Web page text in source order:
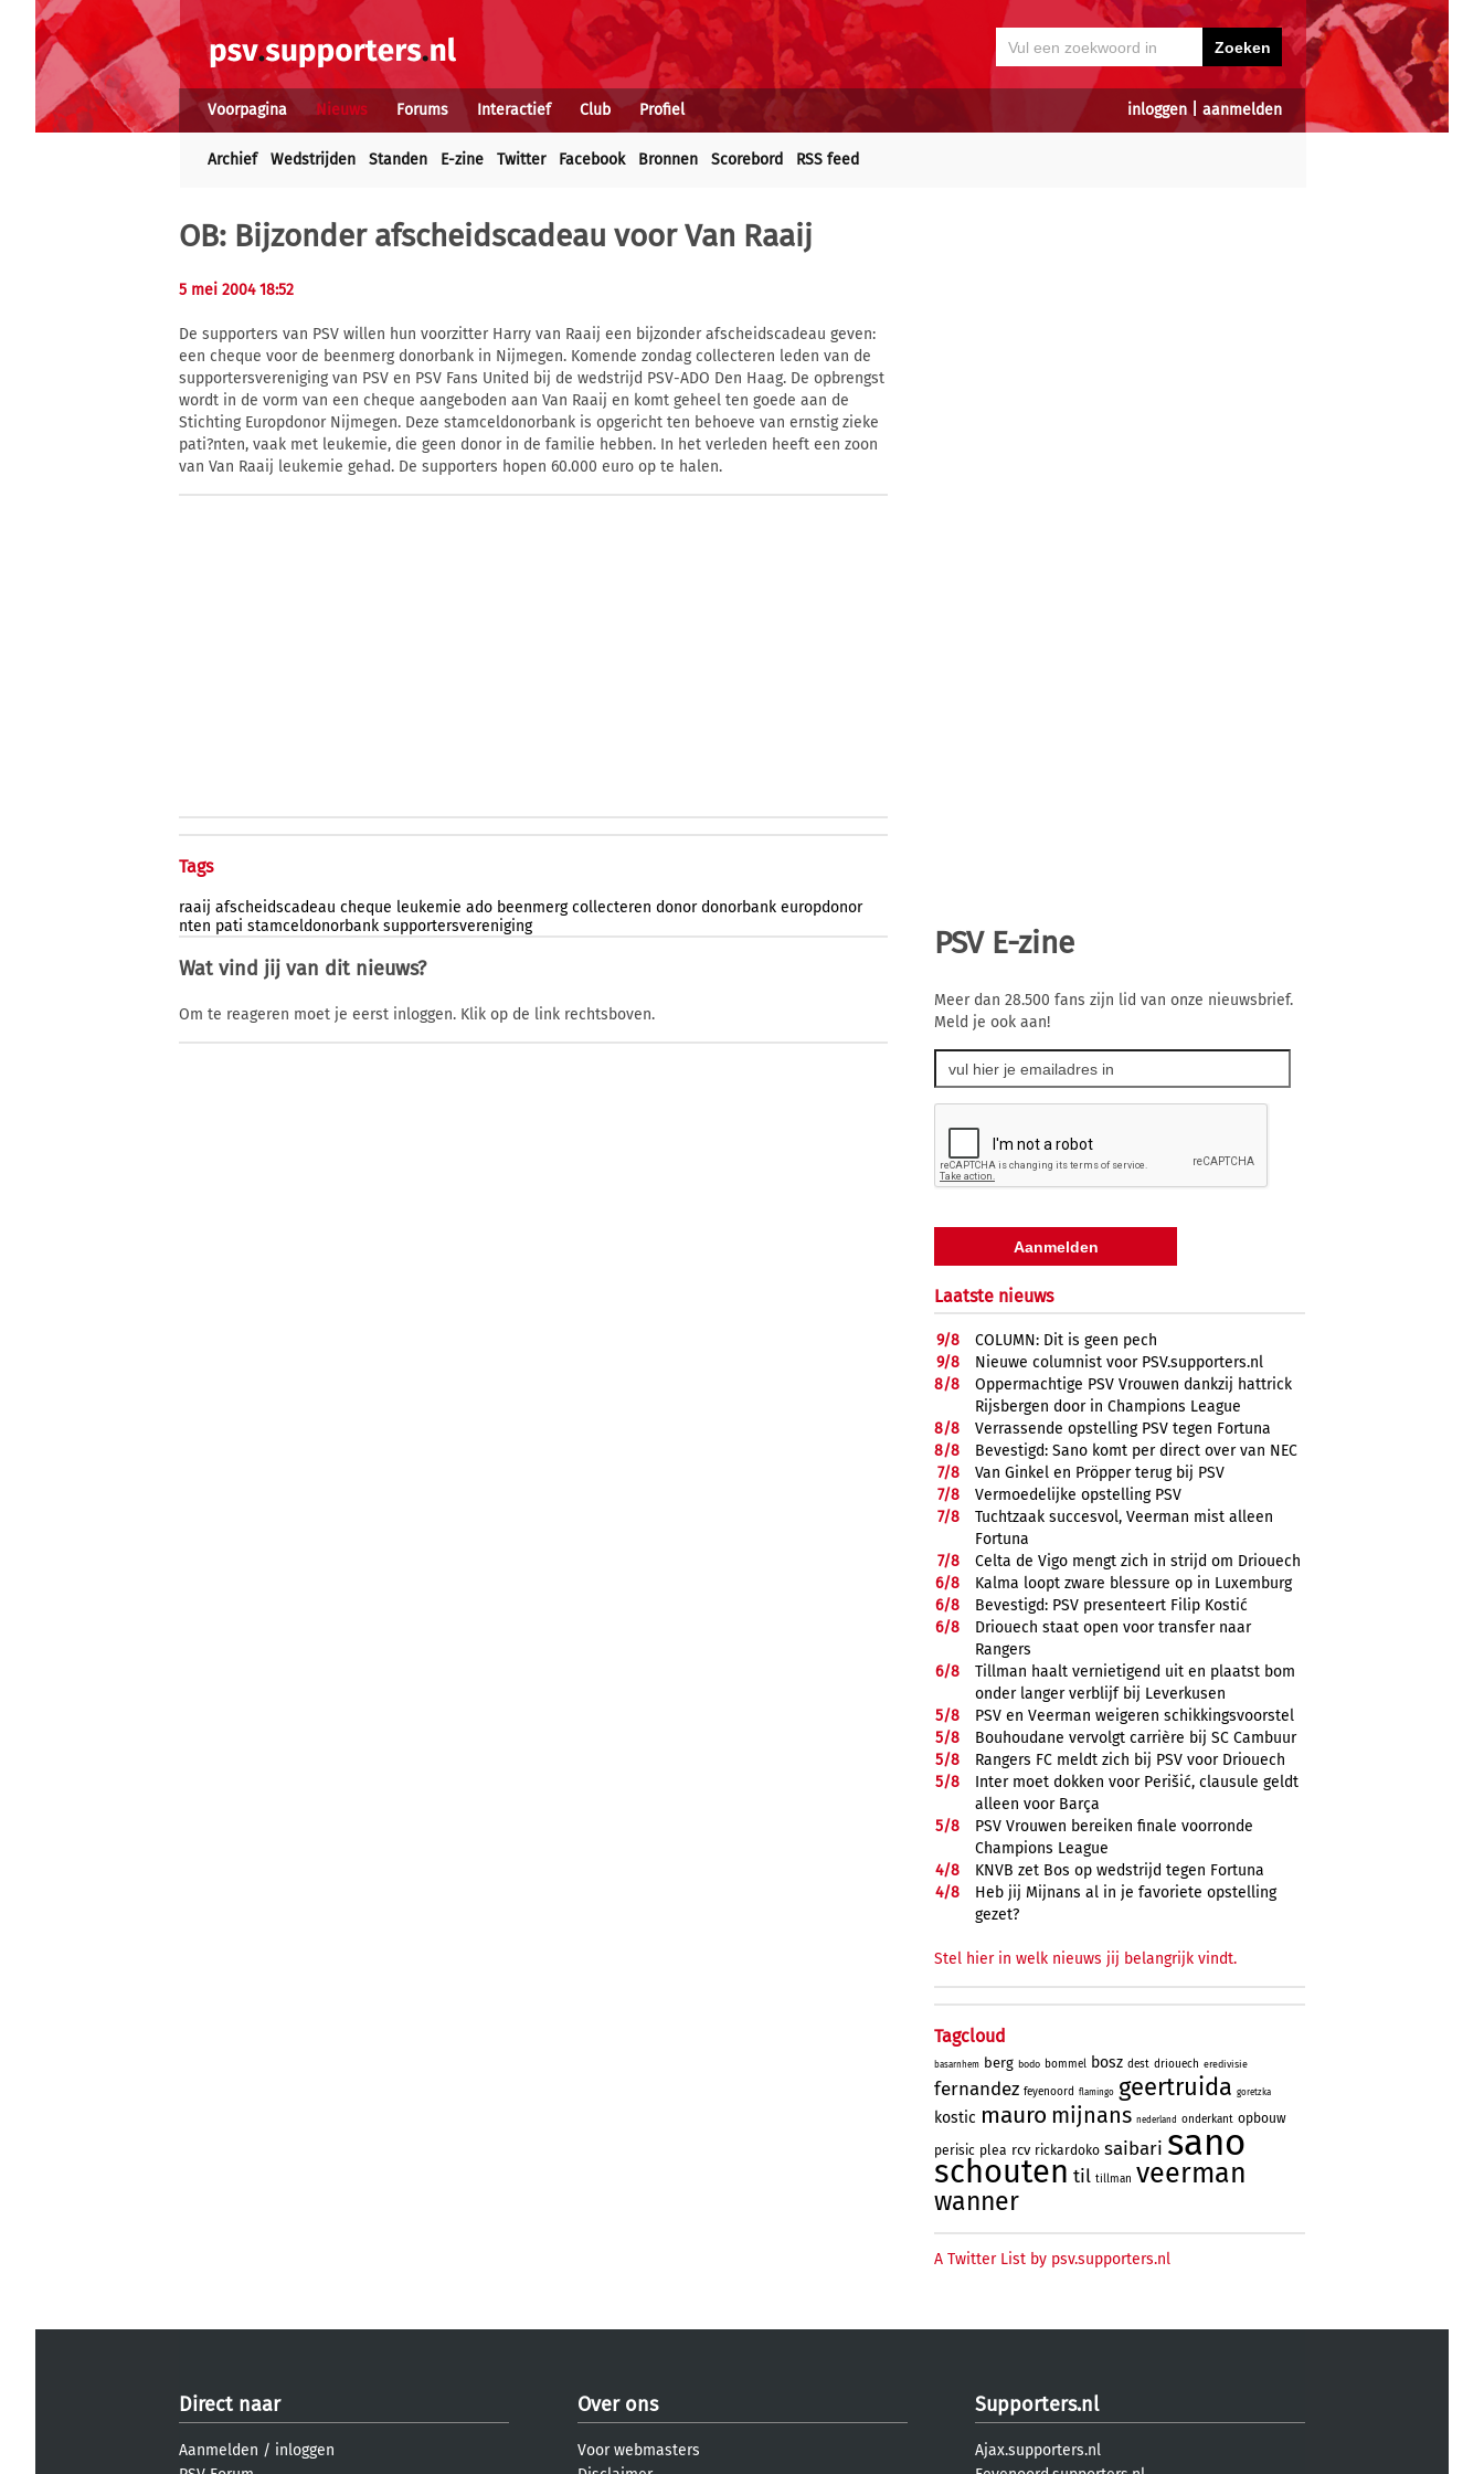
inloggen| aanmelden
Voorpagina Nieuws Forums Interactief Club Profiel
Archief Wedstrijden Standen E-zine Twitter Facebook Bronnen Scorebord RSS feed
OB: Bijzonder afscheidscadeau voor Van Raaij
5 mei 2004 18:52
De supporters van PSV willen hun voorzitter Harry van Raaij een bijzonder afscheidscadeau geven:
een cheque voor de beenmerg donorbank in Nijmegen. Komende zondag collecteren leden van de
supportersvereniging van PSV en PSV Fans United bij de wedstrijd PSV-ADO Den Haag. De opbrengst
wordt in de vorm van een cheque aangeboden aan Van Raaij en komt geheel ten goede aan de
Stichting Europdonor Nijmegen. Deze stamceldonorbank is opgericht ten behoeve van ernstig zieke
pati?nten, vaak met leukemie, die geen donor in de familie hebben. In het verleden heeft een zoon
van Van Raaij leukemie gehad. De supporters hopen 60.000 euro op te halen.
Tags
raaij afscheidscadeau cheque leukemie ado beenmerg collecteren donor donorbank europdonor
nten pati stamceldonorbank supportersvereniging
Wat vind jij van dit nieuws?
Om te reageren moet je eerst inloggen. Klik op de link rechtsboven.
PSV E-zine
Meer dan 28.500 fans zijn lid van onze nieuwsbrief.
Meld je ook aan!
Laatste nieuws
9/8
COLUMN: Dit is geen pech
9/8
Nieuwe columnist voor PSV.supporters.nl
8/8
Oppermachtige PSV Vrouwen dankzij hattrick
Rijsbergen door in Champions League
8/8
Verrassende opstelling PSV tegen Fortuna
8/8
Bevestigd: Sano komt per direct over van NEC
7/8
Van Ginkel en Pröpper terug bij PSV
7/8
Vermoedelijke opstelling PSV
7/8
Tuchtzaak succesvol, Veerman mist alleen
Fortuna
7/8
Celta de Vigo mengt zich in strijd om Driouech
6/8
Kalma loopt zware blessure op in Luxemburg
6/8
Bevestigd: PSV presenteert Filip Kostić
6/8
Driouech staat open voor transfer naar
Rangers
6/8
Tillman haalt vernietigend uit en plaatst bom
onder langer verblijf bij Leverkusen
5/8
PSV en Veerman weigeren schikkingsvoorstel
5/8
Bouhoudane vervolgt carrière bij SC Cambuur
5/8
Rangers FC meldt zich bij PSV voor Driouech
5/8
Inter moet dokken voor Perišić, clausule geldt
alleen voor Barça
5/8
PSV Vrouwen bereiken finale voorronde
Champions League
4/8
KNVB zet Bos op wedstrijd tegen Fortuna
4/8
Heb jij Mijnans al in je favoriete opstelling
gezet?
Stel hier in welk nieuws jij belangrijk vindt.
Tagcloud
basarnhem berg bodo bommel bosz dest driouech eredivisie
fernandez feyenoord flamingo geertruida goretzka
kostic mauro mijnans nederland onderkant opbouw
perisic plea rcv rickardoko saibari sano
schouten til tillman veerman
wanner
A Twitter List by psv.supporters.nl
Direct naar
Aanmelden / inloggen
Over ons
Voor webmasters
Supporters.nl
Ajax.supporters.nl